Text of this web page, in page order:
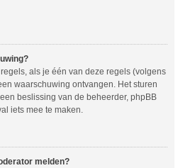
als je één van deze regels (volgens
waarschuwing ontvangen. Het sturen
beslissing van de beheerder, phpBB
iets mee te maken.
melden?